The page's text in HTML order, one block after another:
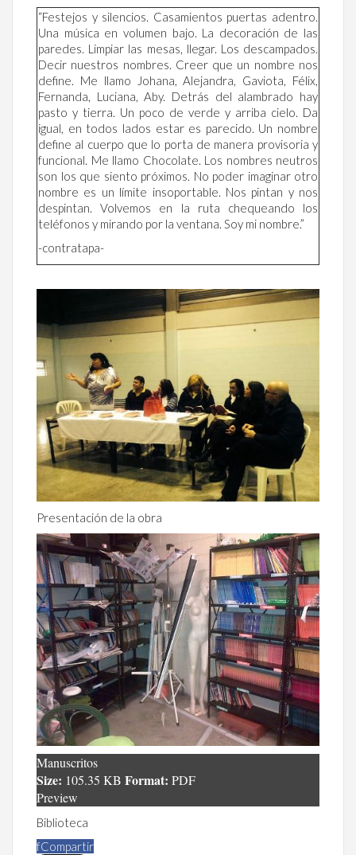
“Festejos y silencios. Casamientos puertas adentro.
Una música en volumen bajo. La decoración de las
paredes. Limpiar las mesas, llegar. Los descampados.
Decir nuestros nombres. Creer que un nombre nos
define. Me llamo Johana, Alejandra, Gaviota, Félix,
Fernanda, Luciana, Aby. Detrás del alambrado hay
pasto y tierra. Un poco de verde y arriba cielo. Da
igual, en todos lados estar es parecido. Un nombre
define al cuerpo que lo porta de manera provisoria y
funcional. Me llamo Chocolate. Los nombres neutros
son los que siento próximos. No poder imaginar otro
nombre es un límite insoportable. Nos pintan y nos
despintan. Volvemos en la ruta chequeando los
teléfonos y mirando por la ventana. Soy mi nombre.”
-contratapa-
Presentación de la obra
Manuscritos
Size: 105.35 KB Format: PDF
Preview
Biblioteca
fCompartir